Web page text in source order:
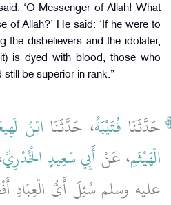
‘O Messenger of Allah! What
of Allah?’ He said: ‘If he were to
the disbelievers and the idolater,
is dyed with blood, those who
still be superior in rank.”
حَدَّثَنَا قُتَيْبَةُ، حَدَّثَنَا ابْنُ
الْهَيْثَمِ، عَنْ أَبِي سَعِيدٍ الْخُدْرِيِّ
عليه وسلم سُئِلَ أَىُّ الْعِبَادِ